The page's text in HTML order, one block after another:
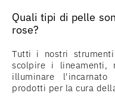
Quali tipi di pelle
rose?
Tutti i nostri
scolpire i lineamenti,
illuminare
prodotti per la cura